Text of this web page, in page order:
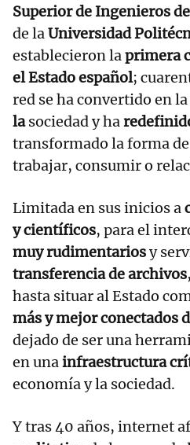
Superior de Ingenieros
de laUniversidad
establecieron laprimera
el Estado español;
red se ha convertido en la
lasociedad y ha
transformado la forma
trabajar, consumir o
Limitada en sus inicios a
y científicos, para el
muy rudimentariosy
transferencia de archivos
hasta situar al Estado
más y mejor conectados
dejado de ser una
en unainfraestructura
economía y la sociedad.
Y tras 40 años, internet